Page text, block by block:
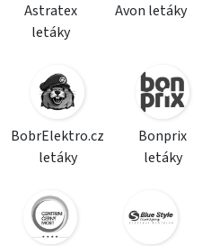
Astratex
letáky
Avon letáky
BobrElektro.cz
letáky
Bonprix
letáky